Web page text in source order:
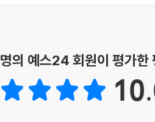
명의 예스24 회원이 평가한